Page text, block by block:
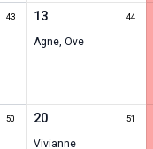
43 13 44
Agne, Ove
50 20 51
Vivianne